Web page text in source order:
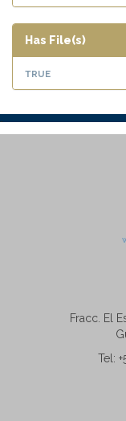
Has File(s)
true
Fracc. El
Tel: